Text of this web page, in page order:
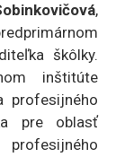
,
škôlky.
inštitúte
profesijného
pre oblasť